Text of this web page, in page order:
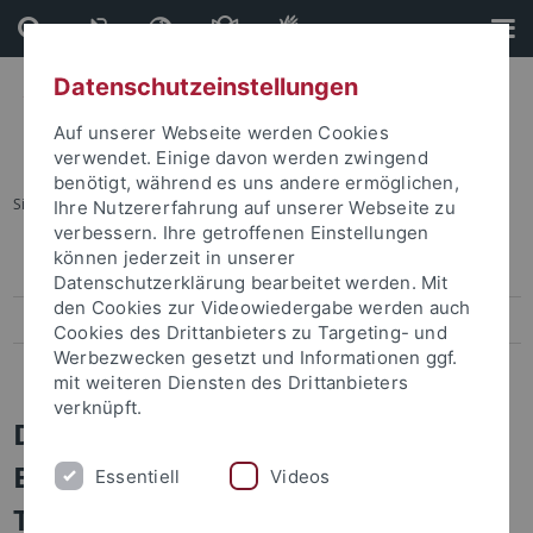
Direkt
zum
Inhalt
Direkt
zur
Fußleiste
Sie sind hier: Startseite Datenschutzerklärung
Impressum
Datenschutzerklärung
Barrierefreiheit
Datenschutzerklärung der
Eberhard Karls Universität
Tübingen
Datenschutzeinstellungen
Auf unserer Webseite werden Cookies
verwendet. Einige davon werden zwingend
benötigt, während es uns andere ermöglichen,
Ihre Nutzererfahrung auf unserer Webseite zu
verbessern. Ihre getroffenen Einstellungen
können jederzeit in unserer
Datenschutzerklärung bearbeitet werden. Mit
den Cookies zur Videowiedergabe werden auch
Cookies des Drittanbieters zu Targeting- und
Werbezwecken gesetzt und Informationen ggf.
mit weiteren Diensten des Drittanbieters
verknüpft.
Essentiell Videos